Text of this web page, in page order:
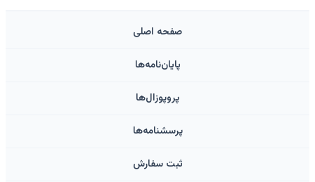
صفحه اصلی
پایان‌نامه‌ها
پروپوزال‌ها
پرسشنامه‌ها
ثبت سفارش